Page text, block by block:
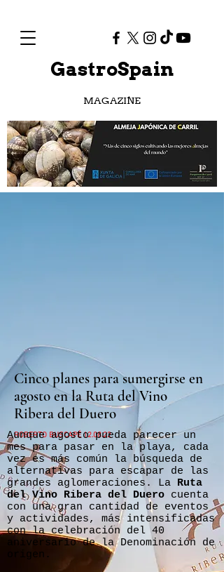
GastroSpain
MAGAZINE
Cinco planes para sumergirse en
agosto en la Ruta del Vino
Ribera del Duero
ROBERTO BUSCAPÉ 12.08.22
Aunque agosto pueda parecer un
mes para pasar en la playa, cada
vez es más común la búsqueda de
alternativas para escapar de las
grandes aglomeraciones. La Ruta
del Vino Ribera del Duero cuenta
con una gran cantidad de eventos
y actividades, más intensificadas
con la celebración del 40
aniversario de la Denominación de
origen.